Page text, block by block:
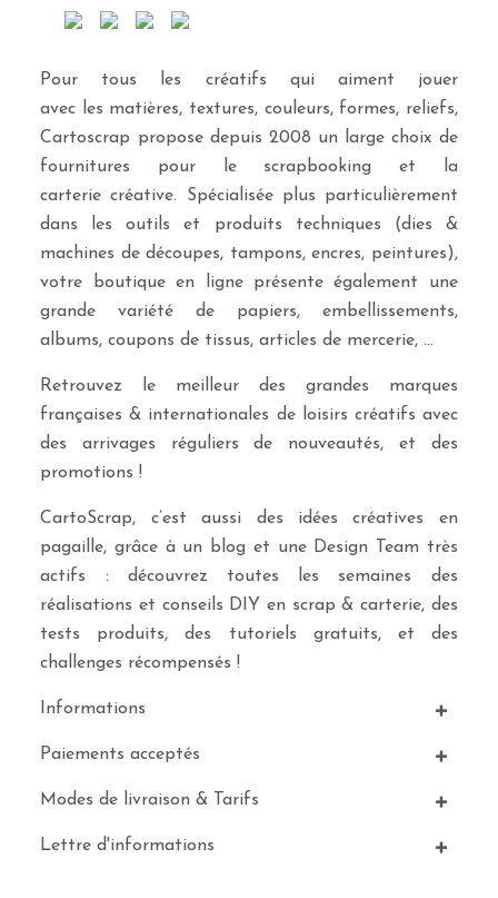
Pour tous les créatifs qui aiment jouer
avec les matières, textures, couleurs, formes, reliefs,
Cartoscrap propose depuis 2008 un large choix de
fournitures pour le scrapbooking et la
carterie créative. Spécialisée plus particulièrement
dans les outils et produits techniques (dies &
machines de découpes, tampons, encres, peintures),
votre boutique en ligne présente également une
grande variété de papiers, embellissements,
albums, coupons de tissus, articles de mercerie, …
Retrouvez le meilleur des grandes marques
françaises & internationales de loisirs créatifs avec
des arrivages réguliers de nouveautés, et des
promotions !
CartoScrap, c’est aussi des idées créatives en
pagaille, grâce à un blog et une Design Team très
actifs : découvrez toutes les semaines des
réalisations et conseils DIY en scrap & carterie, des
tests produits, des tutoriels gratuits, et des
challenges récompensés !
Informations
Paiements acceptés
Modes de livraison & Tarifs
Lettre d'informations